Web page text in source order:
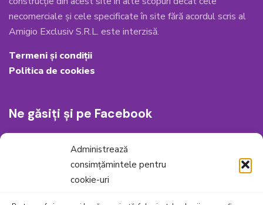
Administrează
consimțămintele pentru
cookie-uri
necomerciale și cele specificate în site fără acordul scris al
Amigio Exclusiv S.R.L. este interzisă.
Termeni și condiții
Politica de cookies
Ne găsiți și pe Facebook